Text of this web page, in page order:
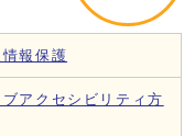
報保護
ブアクセシビリティ方